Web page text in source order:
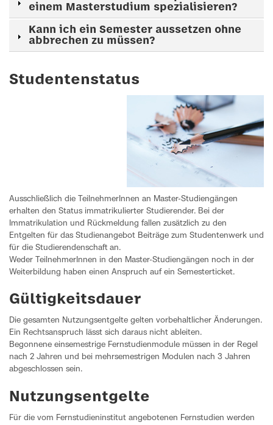
einem Masterstudium spezialisieren?
Kann ich ein Semester aussetzen ohne
abbrechen zu müssen?
Studentenstatus
Ausschließlich die TeilnehmerInnen an Master-Studiengängen
erhalten den Status immatrikulierter Studierender. Bei der
Immatrikulation und Rückmeldung fallen zusätzlich zu den
Entgelten für das Studienangebot Beiträge zum Studentenwerk und
für die Studierendenschaft an.
Weder TeilnehmerInnen in den Master-Studiengängen noch in der
Weiterbildung haben einen Anspruch auf ein Semesterticket.
Gültigkeitsdauer
Die gesamten Nutzungsentgelte gelten vorbehaltlicher Änderungen.
Ein Rechtsanspruch lässt sich daraus nicht ableiten.
Begonnene einsemestrige Fernstudienmodule müssen in der Regel
nach 2 Jahren und bei mehrsemestrigen Modulen nach 3 Jahren
abgeschlossen sein.
Nutzungsentgelte
Für die vom Fernstudieninstitut angebotenen Fernstudien werden